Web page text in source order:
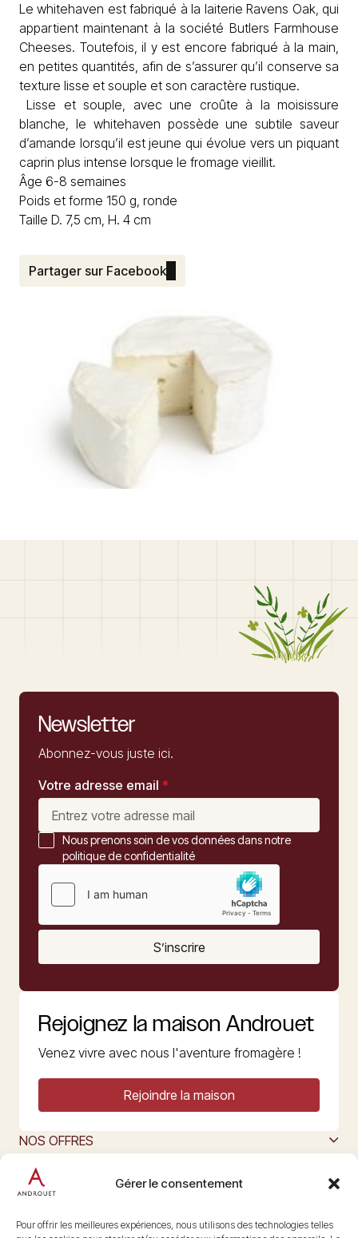
Gérer le consentement
Pour offrir les meilleures expériences, nous utilisons des technologies telles
Le whitehaven est fabriqué à la laiterie Ravens Oak, qui
appartient maintenant à la société Butlers Farmhouse
Cheeses. Toutefois, il y est encore fabriqué à la main,
en petites quantités, afin de s’assurer qu’il conserve sa
texture lisse et souple et son caractère rustique.
Lisse et souple, avec une croûte à la moisissure
blanche, le whitehaven possède une subtile saveur
d’amande lorsqu’il est jeune qui évolue vers un piquant
caprin plus intense lorsque le fromage vieillit.
Âge 6-8 semaines
Poids et forme 150 g, ronde
Taille D. 7,5 cm, H. 4 cm
Partager sur Facebook
Newsletter
Abonnez-vous juste ici.
Votre adresse email *
Nous prenons soin de vos données dans notre
politique de confidentialité
S’inscrire
Rejoignez la maison Androuet
Venez vivre avec nous l'aventure fromagère !
Rejoindre la maison
NOS OFFRES
L’ART DU FROMAGE
Nous suivre
@maisonandrouet